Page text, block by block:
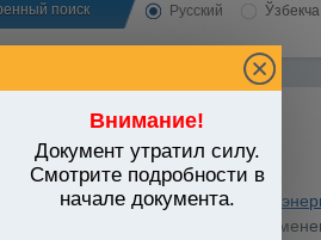
поиск Русский Ўзбекча
Внимание!
Документ утратил силу.
Смотрите подробности в
начале документа.
Утратившие силу акты / Топливно-
от 31.07.2000 г. N 290 "Об